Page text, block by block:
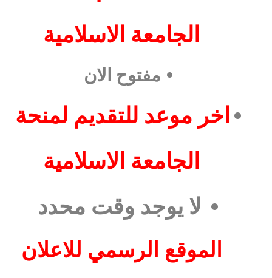
الجامعة الاسلامية
• مفتوح الان
• اخر موعد للتقديم لمنحة
الجامعة الاسلامية
• لا يوجد وقت محدد
الموقع الرسمي للاعلان